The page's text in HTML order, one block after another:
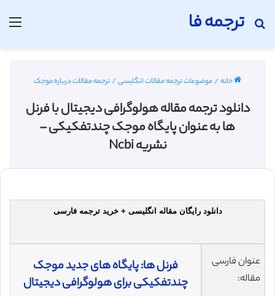
ترجمه فا
جستجو برای
خانه/موضوعات ترجمه مقالات انگلیسی/ترجمه مقالات درباره موجک
دانلود ترجمه مقاله هولوگرافی دیجیتال با فرنل
ها به عنوان پایگاه‌ موجک چندتفکیکی –
نشریه Ncbi
دانلود رایگان مقاله انگلیسی + خرید ترجمه فارسی
عنوان فارسی
مقاله:
فرنل ‌ها: پایگاه‌ های جدید موجک
چندتفکیکی برای هولوگرافی دیجیتال